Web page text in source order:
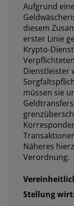
Aufgrund
diesem
erster Linie
Krypto-
Dienstleister
müssen sie
Näheres
Verordnung.
Stellung